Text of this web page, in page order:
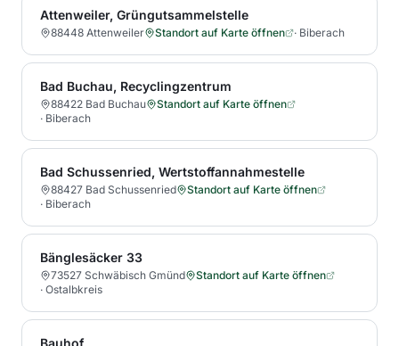
Attenweiler, Grüngutsammelstelle
88448 Attenweiler Standort auf Karte öffnen · Biberach
Bad Buchau, Recyclingzentrum
88422 Bad Buchau
Standort auf Karte öffnen
· Biberach
Bad Schussenried, Wertstoffannahmestelle
88427 Bad Schussenried
Standort auf Karte öffnen
· Biberach
Bänglesäcker 33
73527 Schwäbisch Gmünd
Standort auf Karte öffnen
· Ostalbkreis
Bauhof